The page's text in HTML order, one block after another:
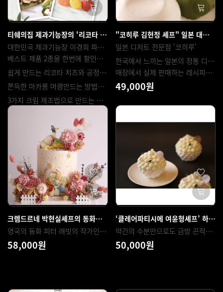
티쉐의집 제과기능장의 '리코타 치즈 샌드위치'&'과일마카롱 3종'
대한민국 제과기능장 이경희 파티시에가 운영하는 티쉐의집
베스트 제품 2종을 한번에 할인된 가격으로 배워보세요.
쉽게 만드는 리코타 치즈와 공정을 단순화하여 간단하게 배우는 치아바타
쫀득한 마카롱 머랭만드는 방법과 과일 모양을 예쁘게 만드는 방법
3가지 크림 제조법으로 만드는 과일필링까지
162,000원
"코히루 김현정 셰프" 일본 대표 디저트 말차 테린느
일본 디저트 전문점 '코히루'
한국에서 느끼는 일본의 정통 디저트 그대로
매장에서 실제 판매하는 레시피로 쉽게 만들어보세요 :)
49,000원
크렘드르네 박현실셰프의 동화를 담은 베아트릭스 파미에 디자인 케이크
영국의 동화 피터 래빗의 작가인 베아트릭스 포터의 작품에서 영감을 받아 디자인된, 가을에 어울리는 베아트릭스 파미에 케이크를 제작하는 클래스 특별한 순간에 사용되는 디자인케이크를 제누아즈와 가나슈를 사용하여 튼튼하게 샌딩하는 팁과 데코케이크에 활용되는 조색, 터치, 식용프린팅, 프리저브드플라워 활용 데코등의 기법을 활용하여 케이크를 완성해보는 클래스입니다. (영어: Beatrix Potter, 영국의 아동문학 작가이자 일러스트 작가, 1866년 7월 28일 ~ 1943년 12월 22일)
58,000원
‘클레어파티시에 여윤형셰프’ 하루종일 바삭한 파블로바 ‘프레시’
약간의 수분만으로도 금방 끈적해져버리는 머랭. 간단한 방법으로 하루종일 바삭함을 유지하는 머랭 만드는법, 허브의 향과 색을 그대로 뽑아낸 크림 만드는법, 과육이 그대로 살아있는 콤포트 만드는 법 등 모든 노하우를 담았습니다. 책구매는 아래 '재료구매'버튼 클릭
50,000원